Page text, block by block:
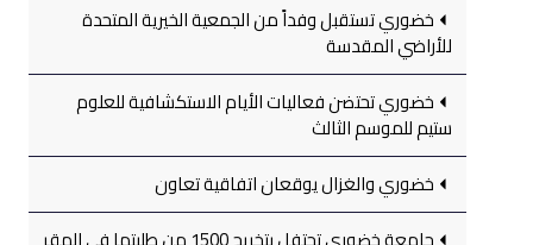
خضوري تستقبل وفداً من الجمعية الخيرية المتحدة
للأراضي المقدسة
خضوري تحتضن فعاليات الأيام الاستكشافية للعلوم
ستيم للموسم الثالث
خضوري والغزال يوقعان اتفاقية تعاون